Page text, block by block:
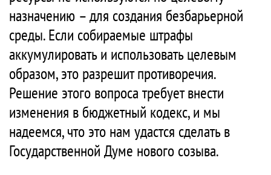
назначению – для создания безбарьерной
среды. Если собираемые штрафы
аккумулировать и использовать целевым
образом, это разрешит противоречия.
Решение этого вопроса требует внести
изменения в бюджетный кодекс, и мы
надеемся, что это нам удастся сделать в
Государственной Думе нового созыва.